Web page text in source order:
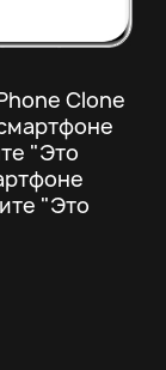
Clone
"Это
"Это